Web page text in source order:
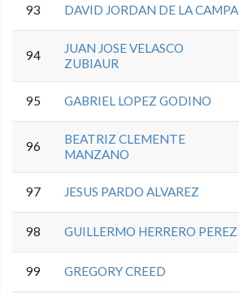
93 DAVID JORDAN DE LA CAMPA
94
JUAN JOSE VELASCO
ZUBIAUR
95 GABRIEL LOPEZ GODINO
96
BEATRIZ CLEMENTE
MANZANO
97 JESUS PARDO ALVAREZ
98 GUILLERMO HERRERO PEREZ
99 GREGORY CREED